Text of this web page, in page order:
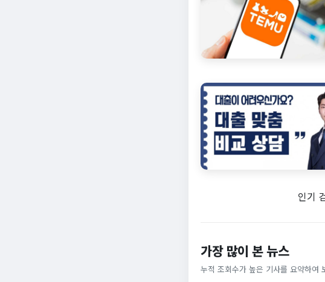
인기
가장 많이 본 뉴스
누적 조회수가 높은 기사를 요약하여